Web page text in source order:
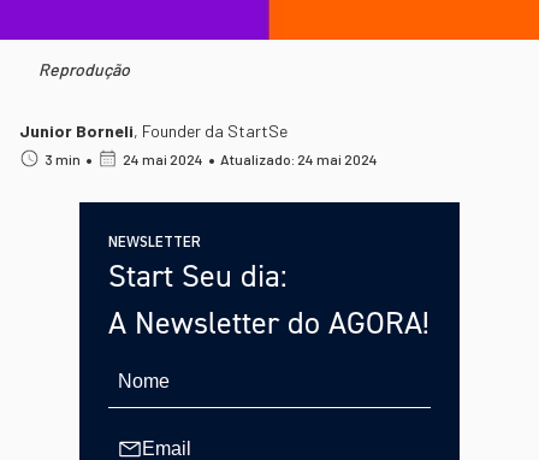
Reprodução
Junior Borneli, Founder da StartSe
3 min • 24 mai 2024 • Atualizado: 24 mai 2024
NEWSLETTER
Start Seu dia:
A Newsletter do AGORA!